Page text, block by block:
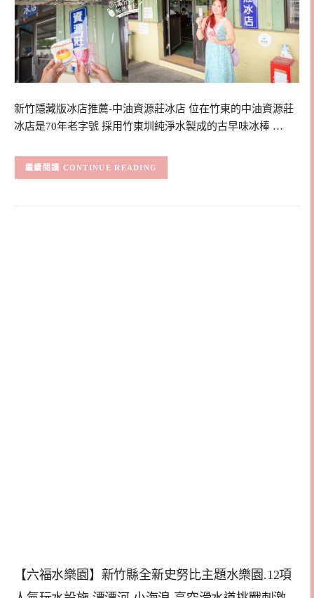
新竹隱藏版冰店推薦-中油資源莊冰店 位在竹東的中油資源莊
冰店是70年老字號 採用竹東圳純淨水製成的古早味冰棒 …
CONTINUE READING
【六福水樂園】新竹縣全新史努比主題水樂園.12項